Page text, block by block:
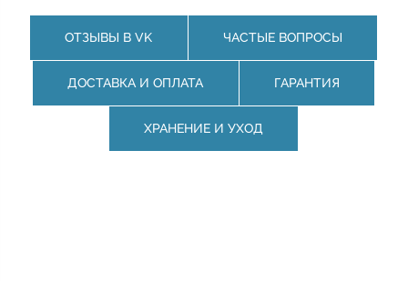
ОТЗЫВЫ В VK ЧАСТЫЕ ВОПРОСЫ
ДОСТАВКА И ОПЛАТА ГАРАНТИЯ
ХРАНЕНИЕ И УХОД